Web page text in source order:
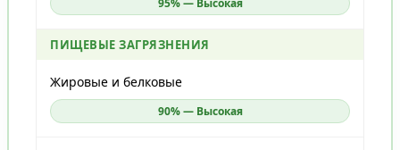
95% — Высокая
ПИЩЕВЫЕ ЗАГРЯЗНЕНИЯ
Жировые и белковые
90% — Высокая